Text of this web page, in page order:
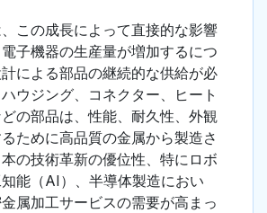
この成長によって直接的な影響
子機器の生産量が増加するにつ
による部品の継続的な供給が必
ウジング、コネクター、ヒート
の部品は、性能、耐久性、外観
ために高品質の金属から製造さ
の技術革新の優位性、特にロボ
能（AI）、半導体製造におい
属加工サービスの需要が高まっ